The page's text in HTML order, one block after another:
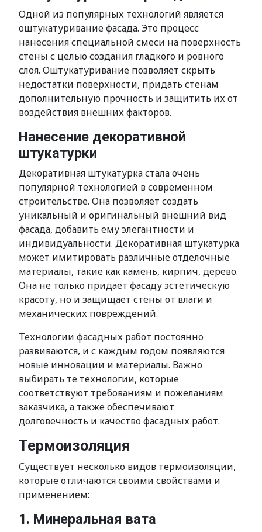
Одной из популярных технологий является
оштукатуривание фасада. Это процесс
нанесения специальной смеси на поверхность
стены с целью создания гладкого и ровного
слоя. Оштукатуривание позволяет скрыть
недостатки поверхности, придать стенам
дополнительную прочность и защитить их от
воздействия внешних факторов.
Нанесение декоративной
штукатурки
Декоративная штукатурка стала очень
популярной технологией в современном
строительстве. Она позволяет создать
уникальный и оригинальный внешний вид
фасада, добавить ему элегантности и
индивидуальности. Декоративная штукатурка
может имитировать различные отделочные
материалы, такие как камень, кирпич, дерево.
Она не только придает фасаду эстетическую
красоту, но и защищает стены от влаги и
механических повреждений.
Технологии фасадных работ постоянно
развиваются, и с каждым годом появляются
новые инновации и материалы. Важно
выбирать те технологии, которые
соответствуют требованиям и пожеланиям
заказчика, а также обеспечивают
долговечность и качество фасадных работ.
Термоизоляция
Существует несколько видов термоизоляции,
которые отличаются своими свойствами и
применением:
1. Минеральная вата